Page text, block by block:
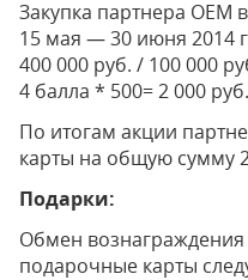
Закупка партнера ОЕМ
15 мая — 30 июня 2014
400 000 руб. / 100 000
4 балла * 500= 2 000 руб.
По итогам акции
карты на общую сумму
Подарки:
Обмен вознаграждения
подарочные карты